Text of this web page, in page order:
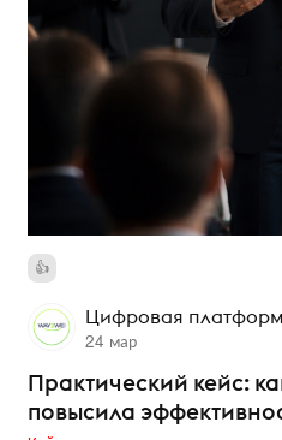
Цифровая
24 мар
Практический кейс:
повысила